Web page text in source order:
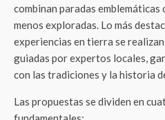
combinan paradas
menos exploradas. Lo más
experiencias en tierra se
guiadas por expertos locales,
con las tradiciones y la historia
Las propuestas se dividen en